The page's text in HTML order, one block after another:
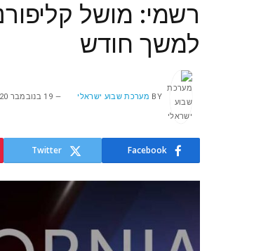
רשמי: מושל
למשך חודש
BY מערכת שבוע ישראלי 19 בנובמבר 2020
Facebook
Twitter